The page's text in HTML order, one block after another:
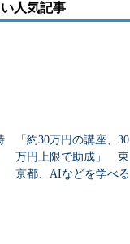
人気記事
「約30万円の講座、30
万円上限で助成」 東
京都、AIなどを学べる